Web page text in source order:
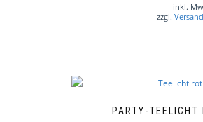
inkl.
zzgl.
PARTY-TEELICHT